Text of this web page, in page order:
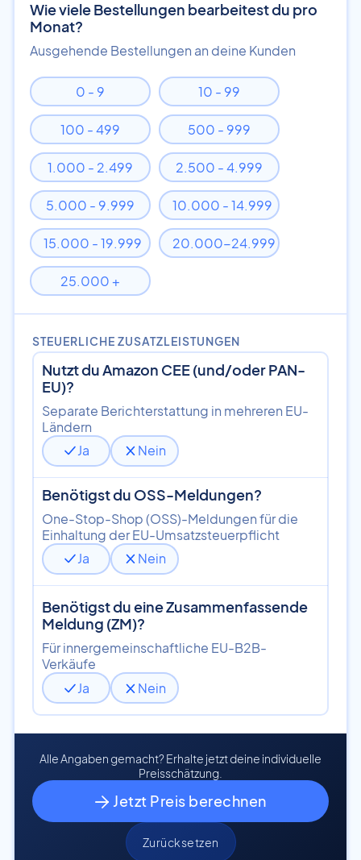
Wie viele Bestellungen bearbeitest du pro
Monat?
Ausgehende Bestellungen an deine Kunden
0 - 9 10 - 99
100 - 499 500 - 999
1.000 - 2.499 2.500 - 4.999
5.000 - 9.999 10.000 - 14.999
15.000 - 19.999 20.000-24.999
25.000 +
STEUERLICHE ZUSATZLEISTUNGEN
Nutzt du Amazon CEE (und/oder PAN-
EU)?
Separate Berichterstattung in mehreren EU-
Ländern
Ja
Nein
Benötigst du OSS-Meldungen?
One-Stop-Shop (OSS)-Meldungen für die
Einhaltung der EU-Umsatzsteuerpflicht
Ja
Nein
Benötigst du eine Zusammenfassende
Meldung (ZM)?
Für innergemeinschaftliche EU-B2B-
Verkäufe
Ja
Nein
Alle Angaben gemacht? Erhalte jetzt deine individuelle
Preisschätzung.
 Jetzt Preis berechnen
Zurücksetzen